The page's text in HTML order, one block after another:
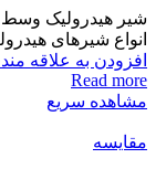
انواع شیرهای
افزودن به علاقه
Read more
مشاهده سریع
مقایسه